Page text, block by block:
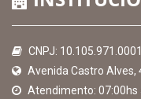
CNPJ:
Avenida Castro Alves,
Atendimento: 07:00hs